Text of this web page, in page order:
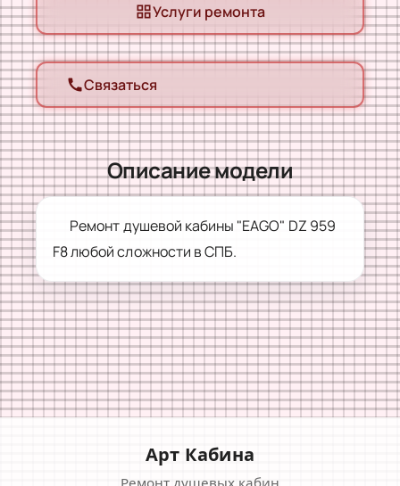
grid_viewУслуги ремонта
callСвязаться
Описание модели
Ремонт душевой кабины "EAGO" DZ 959
F8 любой сложности в СПБ.
Арт Кабина
Ремонт душевых кабин